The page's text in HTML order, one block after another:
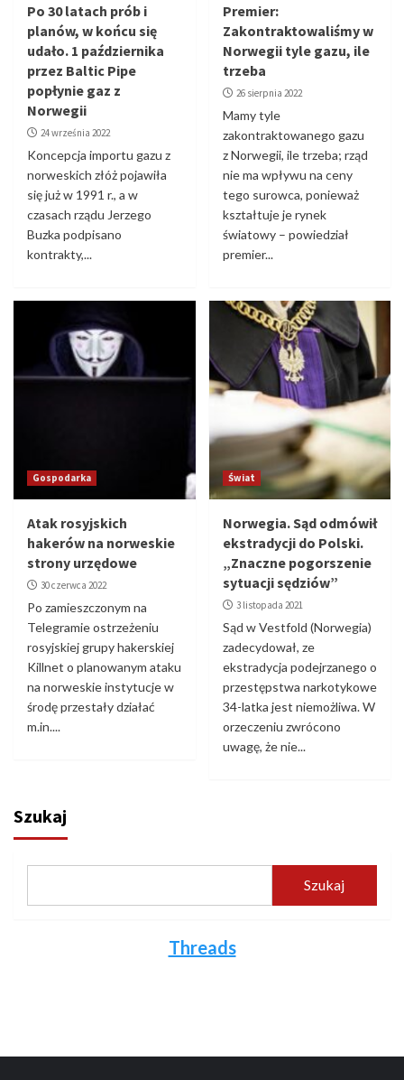
Po 30 latach prób i
planów, w końcu się
udało. 1 października
przez Baltic Pipe
popłynie gaz z
Norwegii
24 września 2022
Koncepcja importu gazu z
norweskich złóż pojawiła
się już w 1991 r., a w
czasach rządu Jerzego
Buzka podpisano
kontrakty,...
Premier:
Zakontraktowaliśmy w
Norwegii tyle gazu, ile
trzeba
26 sierpnia 2022
Mamy tyle
zakontraktowanego gazu
z Norwegii, ile trzeba; rząd
nie ma wpływu na ceny
tego surowca, ponieważ
kształtuje je rynek
światowy – powiedział
premier...
Gospodarka
Atak rosyjskich
hakerów na norweskie
strony urzędowe
30 czerwca 2022
Po zamieszczonym na
Telegramie ostrzeżeniu
rosyjskiej grupy hakerskiej
Killnet o planowanym ataku
na norweskie instytucje w
środę przestały działać
m.in....
Świat
Norwegia. Sąd odmówił
ekstradycji do Polski.
„Znaczne pogorszenie
sytuacji sędziów”
3 listopada 2021
Sąd w Vestfold (Norwegia)
zadecydował, ze
ekstradycja podejrzanego o
przestępstwa narkotykowe
34-latka jest niemożliwa. W
orzeczeniu zwrócono
uwagę, że nie...
Szukaj
Szukaj
Threads